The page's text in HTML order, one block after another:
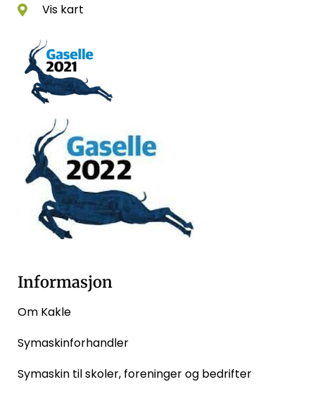
Vis kart
Informasjon
Om Kakle
Symaskinforhandler
Symaskin til skoler, foreninger og bedrifter